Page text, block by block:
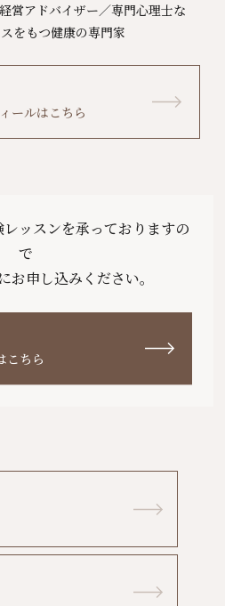
営アドバイザー／専門心理士な
をもつ健康の専門家
ールはこちら
ッスンを承っておりますの
で
お申し込みください。
こちら